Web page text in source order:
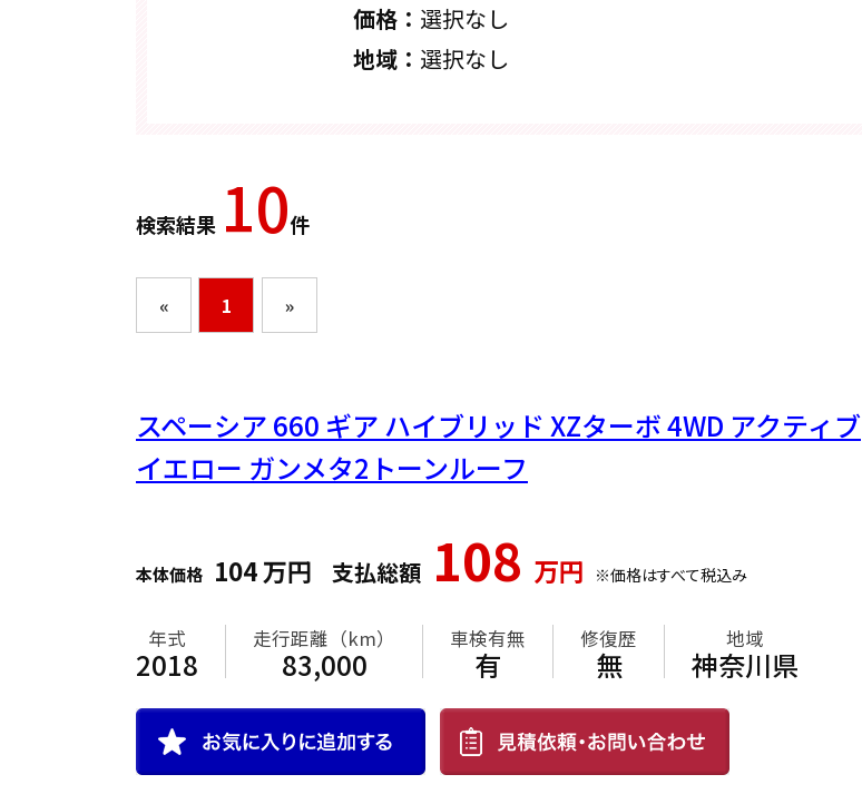
価格： 選択なし
地域： 選択なし
検索結果 10件
« 1 »
スペーシア 660 ギア ハイブリッド XZターボ 4WD アクティブ
イエロー ガンメタ2トーンルーフ
本体価格 104万円 支払総額 108 万円 ※価格はすべて税込み
年式
2018
走行距離（km）
83,000
車検有無
有
修復歴
無
地域
神奈川県